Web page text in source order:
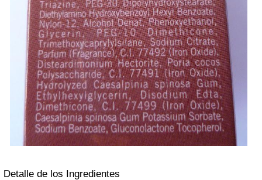
Detalle de los Ingredientes